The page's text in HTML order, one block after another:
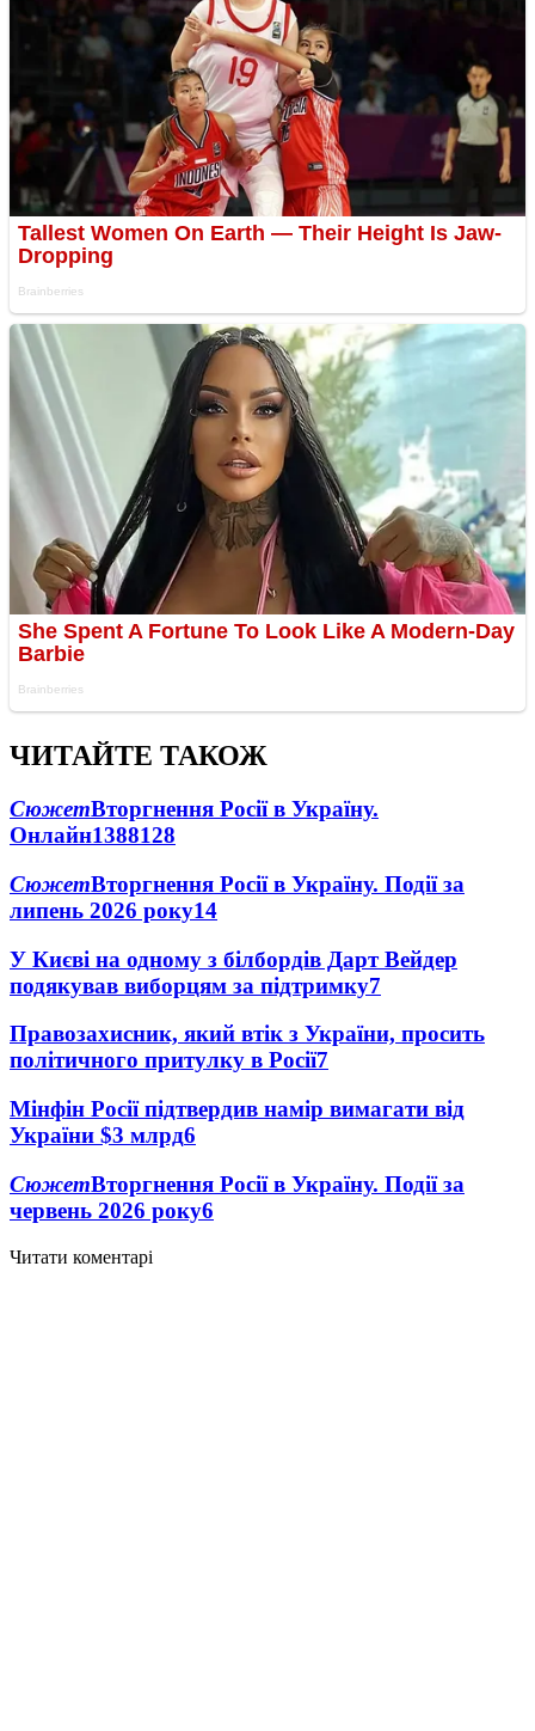
ЧИТАЙТЕ ТАКОЖ
СюжетВторгнення Росії в Україну.
Онлайн1388128
СюжетВторгнення Росії в Україну. Події за
липень 2026 року14
У Києві на одному з білбордів Дарт Вейдер
подякував виборцям за підтримку7
Правозахисник, який втік з України, просить
політичного притулку в Росії7
Мінфін Росії підтвердив намір вимагати від
України $3 млрд6
СюжетВторгнення Росії в Україну. Події за
червень 2026 року6
Читати коментарі